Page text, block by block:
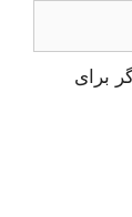
برای